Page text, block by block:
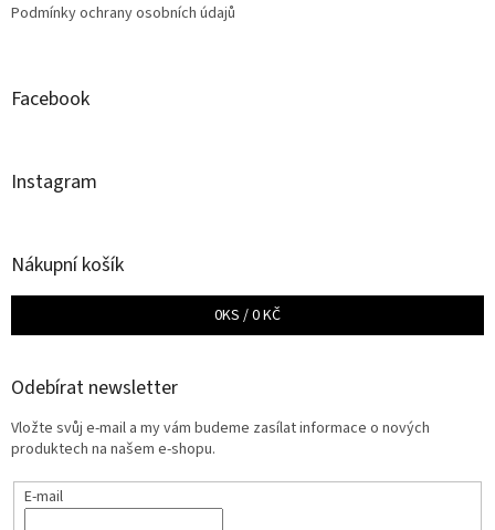
Podmínky ochrany osobních údajů
Facebook
Instagram
Nákupní košík
0KS /0 KČ
Odebírat newsletter
Vložte svůj e-mail a my vám budeme zasílat informace o nových
produktech na našem e-shopu.
E-mail